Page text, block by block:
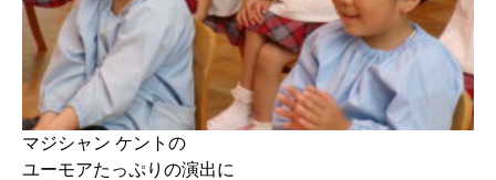
マジシャン ケントの
ユーモアたっぷりの演出に